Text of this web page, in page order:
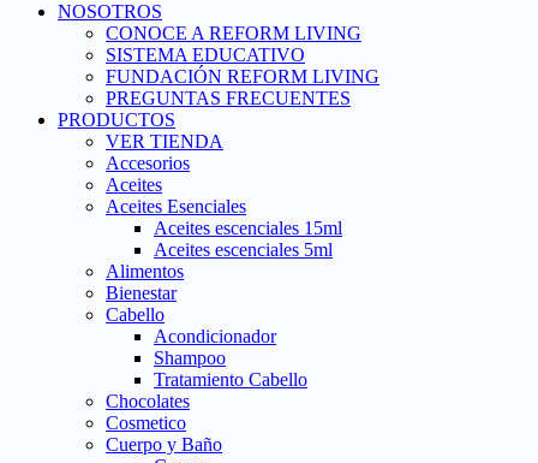
NOSOTROS
CONOCE A REFORM LIVING
SISTEMA EDUCATIVO
FUNDACIÓN REFORM LIVING
PREGUNTAS FRECUENTES
PRODUCTOS
VER TIENDA
Accesorios
Aceites
Aceites Esenciales
Aceites escenciales 15ml
Aceites escenciales 5ml
Alimentos
Bienestar
Cabello
Acondicionador
Shampoo
Tratamiento Cabello
Chocolates
Cosmetico
Cuerpo y Baño